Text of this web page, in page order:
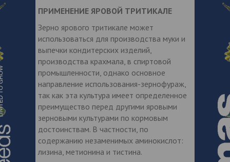
ПРИМЕНЕНИЕ ЯРОВОЙ ТРИТИКАЛЕ
Зерно ярового тритикале может
использоваться для производства муки и
выпечки кондитерских изделий,
производства крахмала, в спиртовой
промышленности, однако основное
направление использования-зернофураж,
так как эта культура имеет определенное
преимущество перед другими яровыми
зерновыми культурами по кормовым
достоинствам. В частности, по
содержанию незаменимых аминокислот:
лизина, метионина и тистина.